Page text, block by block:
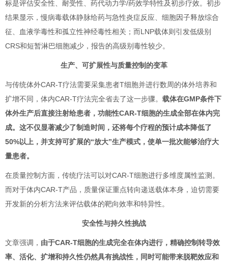
标是评估安全性、耐受性、药代动力学/药效学特性及初步疗效。初步
结果显示，慢病毒载体静脉给药与急性炎症反应、细胞因子释放综合
征、血液学毒性和孤立性神经毒性相关；而LNP载体则引发低级别
CRS和短暂淋巴细胞减少，报告的高级别毒性较少。
生产、可扩展性与质量控制的变革
与传统体外CAR-T疗法需要采集患者T细胞并进行数周的体外培养和
扩增不同，体内CAR-T疗法完全省去了这一步骤。 载体在GMP条件下
体外生产后直接注射给患者，功能性CAR-T细胞的生成全部在体内完
成。这不仅显著减少了制造时间，还将每个疗程的预计成本降低了
50%以上，并支持可扩展的“放大”生产模式，使单一批次能够治疗大
量患者。
在质量控制方面，传统疗法可以对CAR-T细胞进行多维度属性监测。
而对于体内CAR-T产品，质量保证重点转向递送载体本身，迫切需要
开发新的分析方法来评估载体的靶向效率和特异性。
安全性与持久性挑战
文章强调， 由于CAR-T细胞的生成完全在体内进行，精确控制转导效
率、活化、扩增和持久性仍然具有挑战性，同时可能带来脱靶效应和